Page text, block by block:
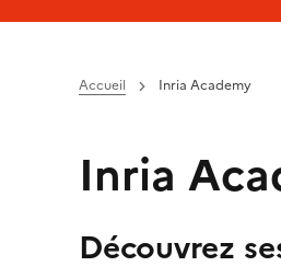
Accueil Inria Academy
Inria
Découvrez